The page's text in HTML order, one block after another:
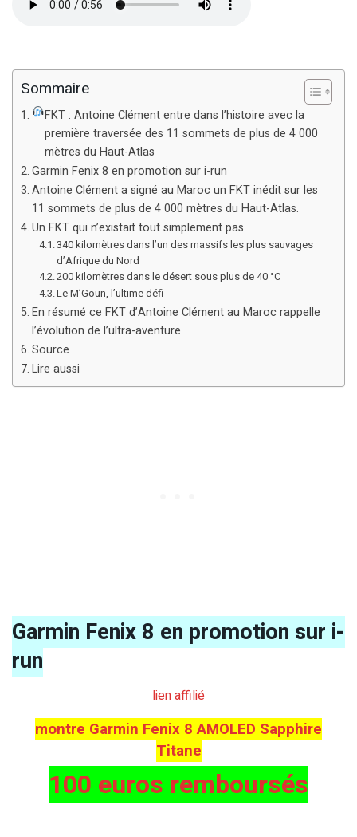
Sommaire
FKT : Antoine Clément entre dans l’histoire avec la
première traversée des 11 sommets de plus de 4 000
mètres du Haut-Atlas
Garmin Fenix 8 en promotion sur i-run
Antoine Clément a signé au Maroc un FKT inédit sur les
11 sommets de plus de 4 000 mètres du Haut-Atlas.
Un FKT qui n’existait tout simplement pas
340 kilomètres dans l’un des massifs les plus sauvages
d’Afrique du Nord
200 kilomètres dans le désert sous plus de 40 °C
Le M’Goun, l’ultime défi
En résumé ce FKT d’Antoine Clément au Maroc rappelle
l’évolution de l’ultra-aventure
Source
Lire aussi
Garmin Fenix 8 en promotion sur i-
run
lien affilié
montre Garmin Fenix 8 AMOLED Sapphire
Titane
100 euros remboursés